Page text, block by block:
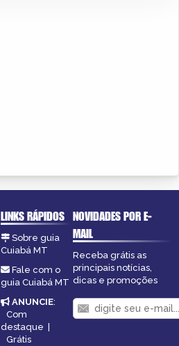
LINKS RÁPIDOS
Sobre guia
Cuiabá MT
Fale com o
guia Cuiabá MT
ANUNCIE:
Com
destaque |
Grátis
NOVIDADES POR E-
MAIL
Receba grátis as
principais notícias,
dicas e promoções